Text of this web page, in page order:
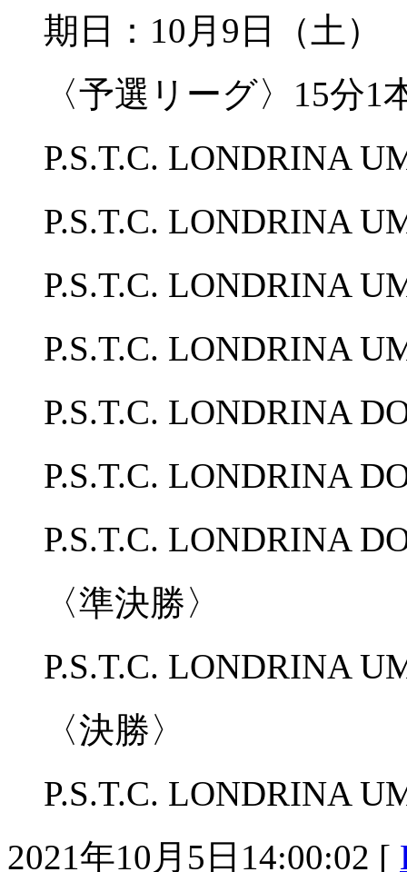
期日：10月9日（土
〈予選リーグ〉15分1
P.S.T.C. LONDRINA
P.S.T.C. LONDRINA
P.S.T.C. LONDRINA
P.S.T.C. LONDRINA
P.S.T.C. LONDRINA
P.S.T.C. LONDRINA
P.S.T.C. LONDRINA
〈準決勝〉
P.S.T.C. LONDRINA
〈決勝〉
P.S.T.C. LONDRINA
2021年10月5日14:00:02 [